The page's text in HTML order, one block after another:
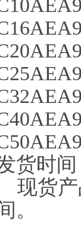
货时间
现货产
。